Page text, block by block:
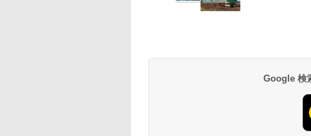
Google 検